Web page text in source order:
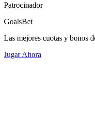
Patrocinador
GoalsBet
Las mejores cuotas y bonos
Jugar Ahora